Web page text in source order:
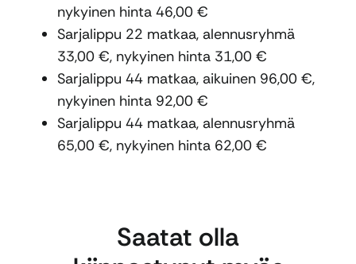
nykyinen hinta 46,00 €
Sarjalippu 22 matkaa, alennusryhmä
33,00 €, nykyinen hinta 31,00 €
Sarjalippu 44 matkaa, aikuinen 96,00 €,
nykyinen hinta 92,00 €
Sarjalippu 44 matkaa, alennusryhmä
65,00 €, nykyinen hinta 62,00 €
Saatat olla